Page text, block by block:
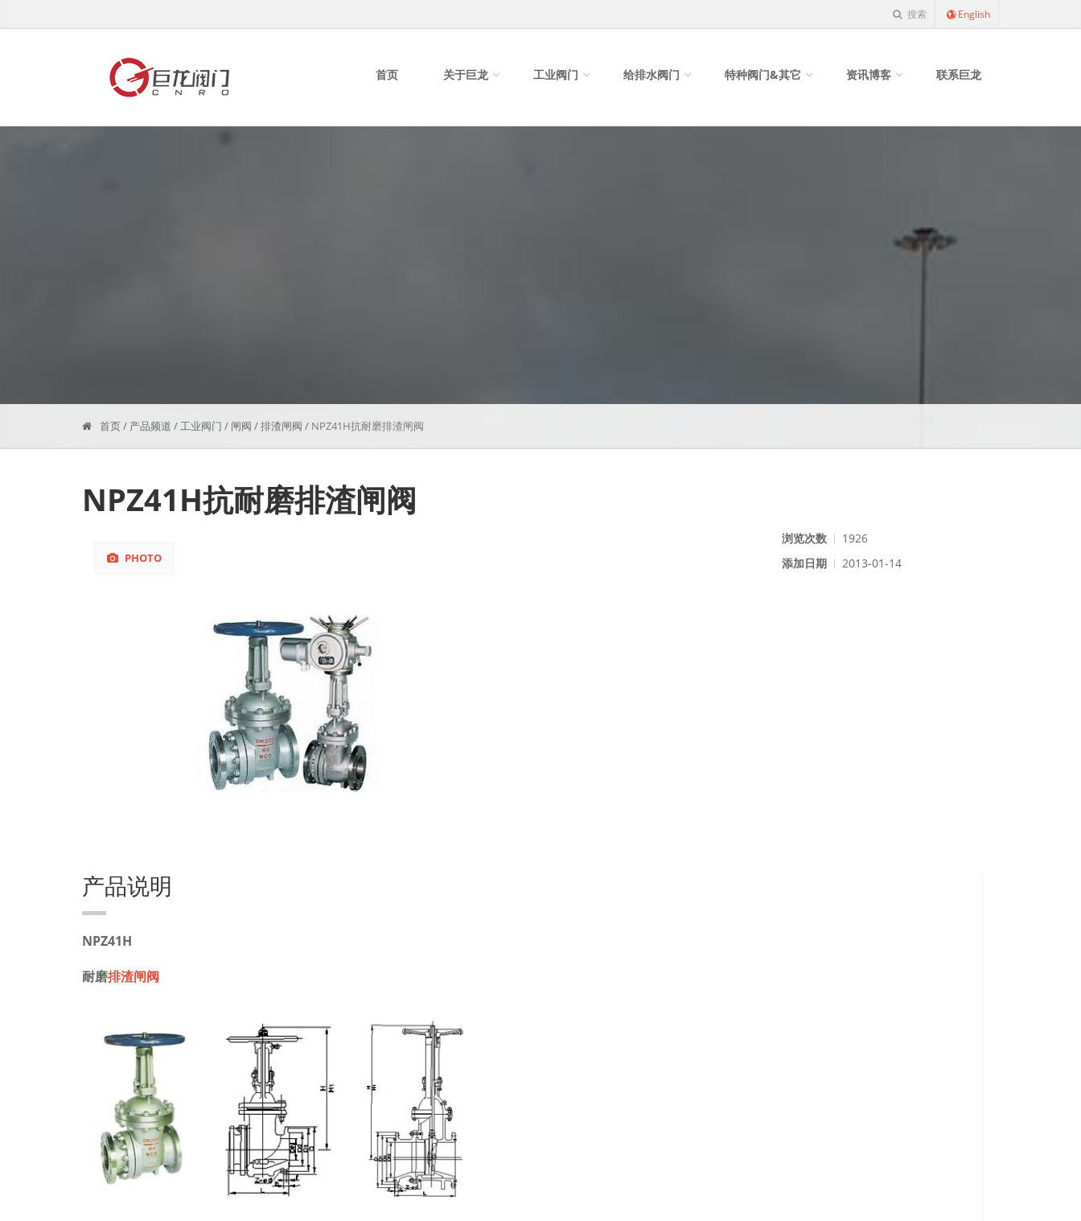
搜索 English
首页 关于巨龙 工业阀门 给排水阀门 特种阀门&其它 资讯博客 联系巨龙
首页/ 产品频道 /工业阀门 / 闸阀 /排渣闸阀 / NPZ41H抗耐磨排渣闸阀
NPZ41H抗耐磨排渣闸阀
PHOTO
浏览次数
1926
添加日期
2013-01-14
产品说明
NPZ41H
耐磨排渣闸阀